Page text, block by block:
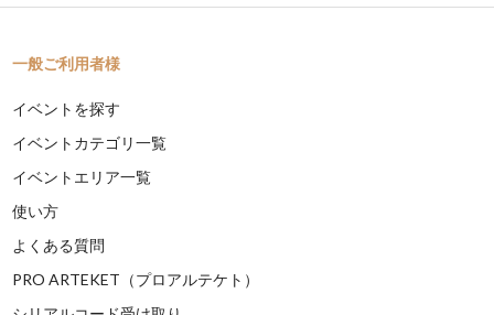
一般ご利用者様
イベントを探す
イベントカテゴリ一覧
イベントエリア一覧
使い方
よくある質問
PRO ARTEKET（プロアルテケト）